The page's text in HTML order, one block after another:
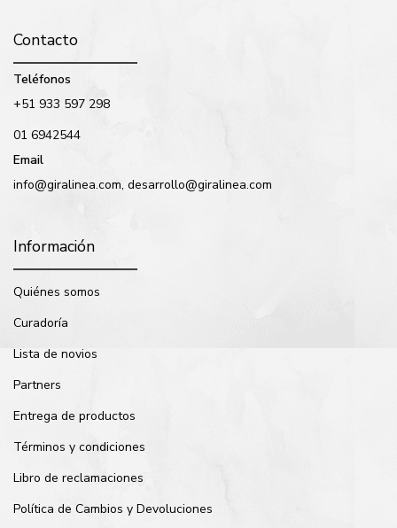
Contacto
Teléfonos
+51 933 597 298
01 6942544
Email
info@giralinea.com, desarrollo@giralinea.com
Información
Quiénes somos
Curadoría
Lista de novios
Partners
Entrega de productos
Términos y condiciones
Libro de reclamaciones
Política de Cambios y Devoluciones